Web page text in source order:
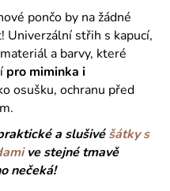
pončo by na žádné
střih s kapucí,
a barvy, které
pro miminka i
osušku, ochranu před
a slušivéšátky s
ve stejné tmavě
nečeká!